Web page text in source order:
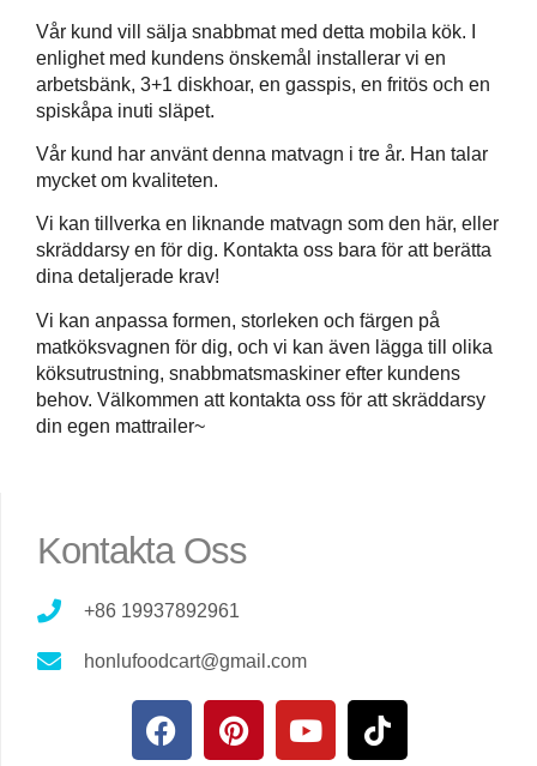
Vår kund vill sälja snabbmat med detta mobila kök. I
enlighet med kundens önskemål installerar vi en
arbetsbänk, 3+1 diskhoar, en gasspis, en fritös och en
spiskåpa inuti släpet.
Vår kund har använt denna matvagn i tre år. Han talar
mycket om kvaliteten.
Vi kan tillverka en liknande matvagn som den här, eller
skräddarsy en för dig. Kontakta oss bara för att berätta
dina detaljerade krav!
Vi kan anpassa formen, storleken och färgen på
matköksvagnen för dig, och vi kan även lägga till olika
köksutrustning, snabbmatsmaskiner efter kundens
behov. Välkommen att kontakta oss för att skräddarsy
din egen mattrailer~
Kontakta Oss
+86 19937892961
honlufoodcart@gmail.com